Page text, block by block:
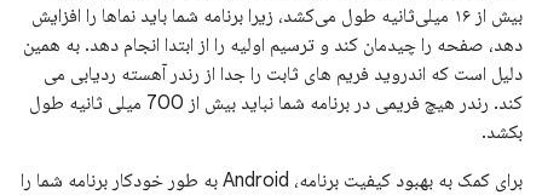
بیش از ۱۶ میلی‌ثانیه طول می‌کشد، زیرا برنامه شما باید نماها را افزایش
دهد، صفحه را چیدمان کند و ترسیم اولیه را از ابتدا انجام دهد. به همین
دلیل است که اندروید فریم های ثابت را جدا از رندر آهسته ردیابی می
کند. رندر هیچ فریمی در برنامه شما نباید بیش از 700 میلی ثانیه طول
بکشد.
برای کمک به بهبود کیفیت برنامه، Android به طور خودکار برنامه شما را